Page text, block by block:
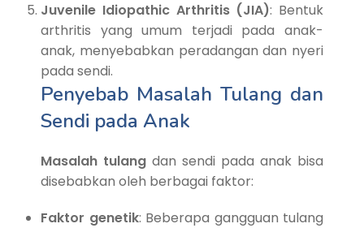
Juvenile Idiopathic Arthritis (JIA): Bentuk
arthritis yang umum terjadi pada anak-
anak, menyebabkan peradangan dan nyeri
pada sendi.
Penyebab Masalah Tulang dan
Sendi pada Anak
Masalah tulang dan sendi pada anak bisa
disebabkan oleh berbagai faktor:
Faktor genetik: Beberapa gangguan tulang